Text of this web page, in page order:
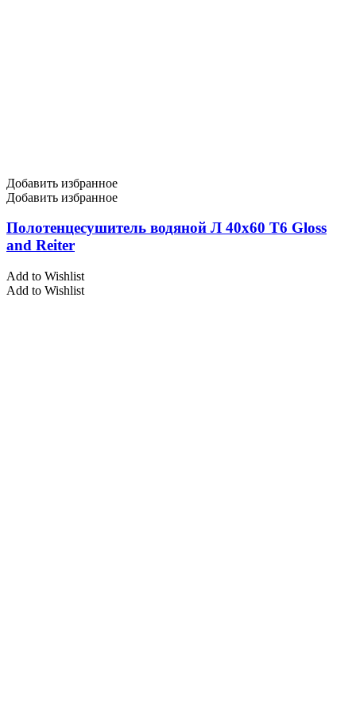
Добавить избранное
Добавить избранное
Полотенцесушитель водяной Л 40х60 Т6 Gloss
and Reiter
Add to Wishlist
Add to Wishlist